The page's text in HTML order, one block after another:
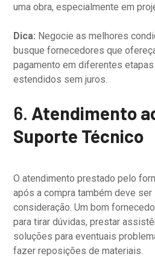
uma obra, especialmente em
Dica: Negocie as melhores
busque fornecedores que
pagamento em diferentes
estendidos sem juros.
6. Atendimento
Suporte Técnico
O atendimento prestado pelo
após a compra também deve ser
consideração. Um bom
para tirar dúvidas, prestar
soluções para eventuais
fazer reposições de materiais.